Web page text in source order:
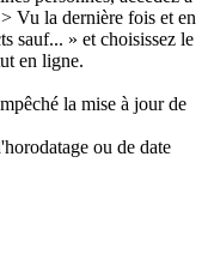
Vu la dernière fois et en
sauf... » et choisissez le
en ligne.
la mise à jour de
ou de date